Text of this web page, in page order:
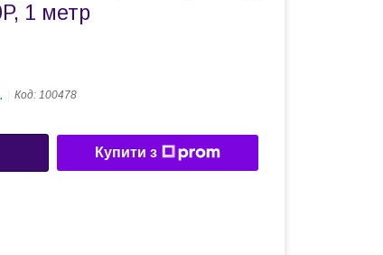
1 метр
Код: 100478
Купити з